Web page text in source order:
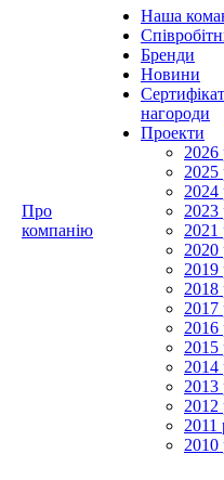
Про
компанію
Наша
Бренди
Новини
нагороди
Проекти
2026
2025
2024
2023
2021
2020
2019
2018
2017
2016
2015
2014
2013
2012
2011
2010